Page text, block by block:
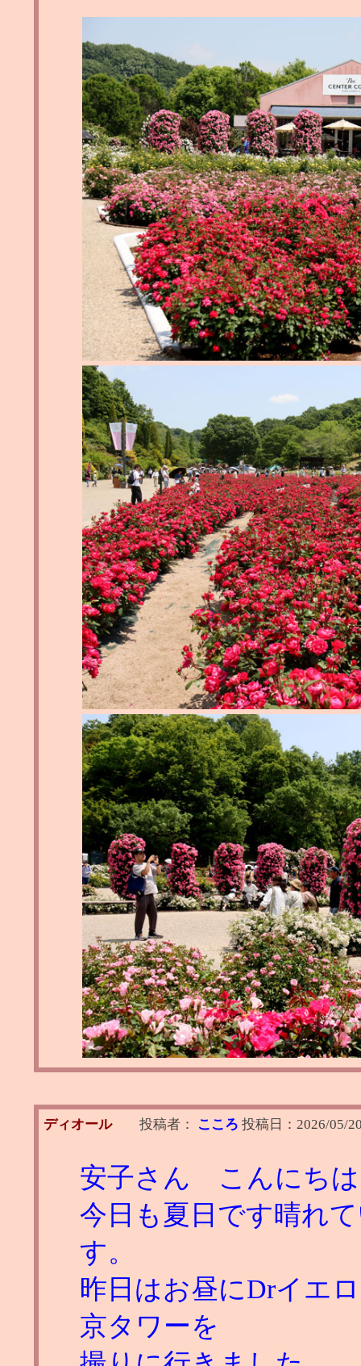
ディオール 投稿者： こころ 投稿日： 2026/05/
安子さん こんにちは
今日も夏日です晴れ
す。
昨日はお昼にDrイエ
京タワーを